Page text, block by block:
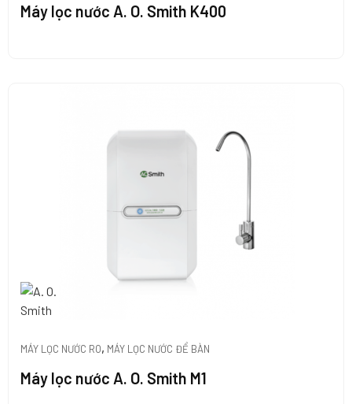
Máy lọc nước A. O. Smith K400
MÁY LỌC NƯỚC RO, MÁY LỌC NƯỚC ĐỂ BÀN
Máy lọc nước A. O. Smith M1